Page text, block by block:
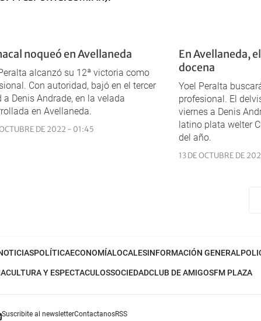
noqueó en Avellaneda
alcanzó su 12ª victoria como
Con autoridad, bajó en el tercer
a Denis Andrade, en la velada
en Avellaneda.
DE 2022 - 01:45
En Avellaneda,
docena
Yoel Peralta
profesional. El
viernes a Denis
latino plata welter
del año.
13 DE OCTUBRE DE
POLÍTICAECONOMÍALOCALESINFORMACIÓN GENERAL
CULTURA Y ESPECTACULOSSOCIEDADCLUB DE AMIGOSFM PLAZA
Suscribite al newsletterContactanosRSS